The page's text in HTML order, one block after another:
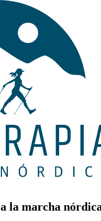
la marcha